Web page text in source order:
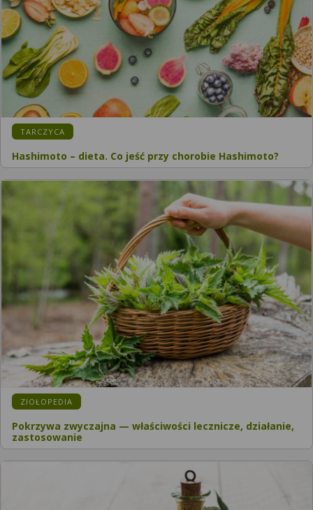
KATEGORIA:
TARCZYCA
Hashimoto – dieta. Co jeść przy chorobie Hashimoto?
KATEGORIA:
ZIOŁOPEDIA
Pokrzywa zwyczajna — właściwości lecznicze, działanie,
zastosowanie